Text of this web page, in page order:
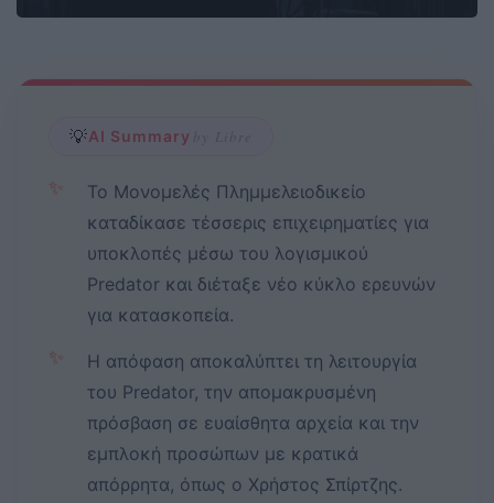
💡AI Summary by Libre
✨
Το Μονομελές Πλημμελειοδικείο
καταδίκασε τέσσερις επιχειρηματίες για
υποκλοπές μέσω του λογισμικού
Predator και διέταξε νέο κύκλο ερευνών
για κατασκοπεία.
✨
Η απόφαση αποκαλύπτει τη λειτουργία
του Predator, την απομακρυσμένη
πρόσβαση σε ευαίσθητα αρχεία και την
εμπλοκή προσώπων με κρατικά
απόρρητα, όπως ο Χρήστος Σπίρτζης.